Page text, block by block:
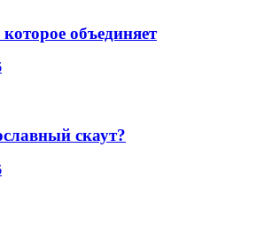
объединяет
скаут?